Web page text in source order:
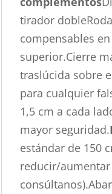
tirador
compensables
superior.Cierre
traslúcida sobre
para cualquier
1,5 cm a cada
mayor seguridad.
estándar de 150
reducir/